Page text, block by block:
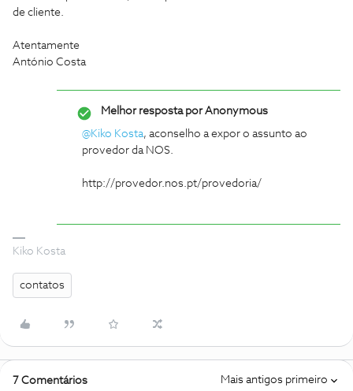
de cliente.
Atentamente
António Costa
Melhor resposta porAnonymous
@Kiko Kosta, aconselho a expor o assunto ao
provedor da NOS.
http://provedor.nos.pt/provedoria/
Kiko Kosta
contatos
7 Comentários Mais antigos primeiro